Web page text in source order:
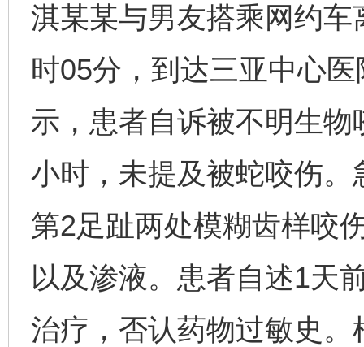
淇某某与男友搭乘网约
时05分，到达三亚中心
示，患者自诉被不明生
小时，未提及被蛇咬伤
第2足趾两处模糊齿样咬
以及渗液。患者自述1天
治疗，否认药物过敏史